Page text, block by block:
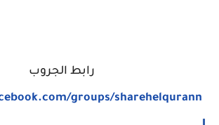
رابط الجروب